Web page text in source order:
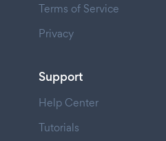
Terms of Service
Privacy
Support
Help Center
Tutorials